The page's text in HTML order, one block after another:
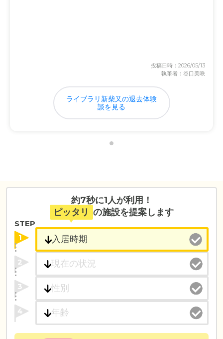
投稿日時：2026/05/13
執筆者：谷口美咲
ライブラリ新柴又の退去体験
談を見る
約7秒に1人が利用！
ピッタリ の施設を提案します
STEP
1
2
3
4